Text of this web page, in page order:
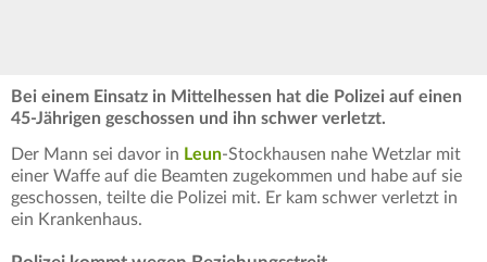
Bei einem Einsatz in Mittelhessen hat die Polizei auf einen
45-Jährigen geschossen und ihn schwer verletzt.
Der Mann sei davor in Leun-Stockhausen nahe Wetzlar mit
einer Waffe auf die Beamten zugekommen und habe auf sie
geschossen, teilte die Polizei mit. Er kam schwer verletzt in
ein Krankenhaus.